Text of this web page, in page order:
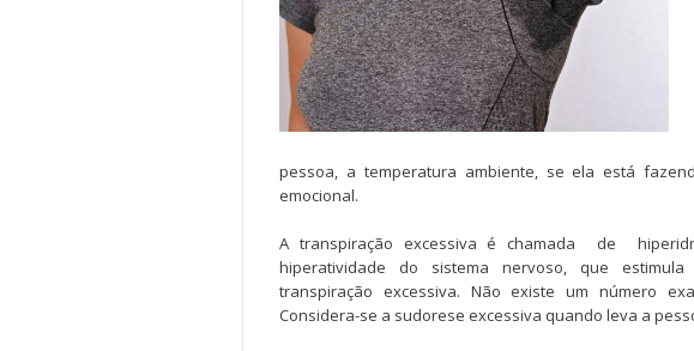
pessoa, a temperatura ambiente, se ela está
emocional.
A transpiração excessiva é chamada de
hiperatividade do sistema nervoso, que
transpiração excessiva. Não existe um número
Considera-se a sudorese excessiva quando leva a